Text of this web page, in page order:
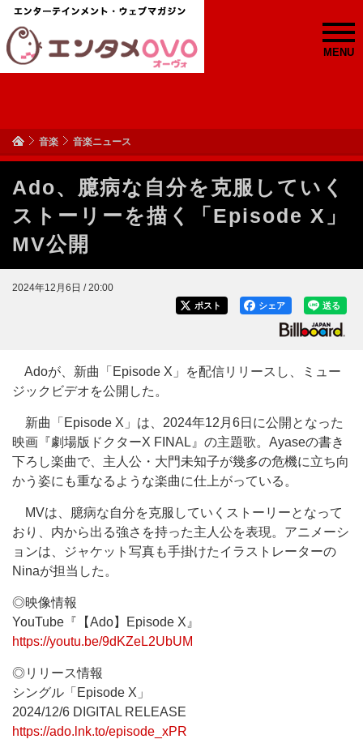
MENU
音楽 音楽ニュース
Ado、臆病な自分を克服していく
ストーリーを描く「Episode X」
MV公開
2024年12月6日 / 20:00
送る
シェア
ポスト
Adoが、新曲「Episode X」を配信リリースし、ミュー
ジックビデオを公開した。
新曲「Episode X」は、2024年12月6日に公開となった
映画『劇場版ドクターX FINAL』の主題歌。Ayaseの書き
下ろし楽曲で、主人公・大門未知子が幾多の危機に立ち向
かう姿にも重なるような楽曲に仕上がっている。
MVは、臆病な自分を克服していくストーリーとなって
おり、内から出る強さを持った主人公を表現。アニメーシ
ョンは、ジャケット写真も手掛けたイラストレーターの
Ninaが担当した。
◎映像情報
YouTube『【Ado】Episode X』
https://youtu.be/9dKZeL2UbUM
◎リリース情報
シングル「Episode X」
2024/12/6 DIGITAL RELEASE
https://ado.lnk.to/episode_xPR